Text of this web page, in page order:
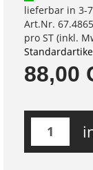
lieferbar in 3-
Art.Nr.
pro ST (inkl.
88,00